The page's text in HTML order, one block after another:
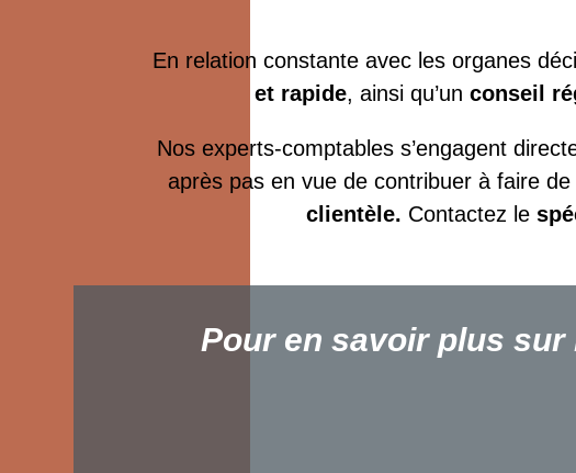
En relation constante avec les organes
et rapide, ainsi qu’un conseil
Nos experts-comptables s’engagent
après pas en vue de contribuer à faire
clientèle. Contactez le
Pour en savoir plus